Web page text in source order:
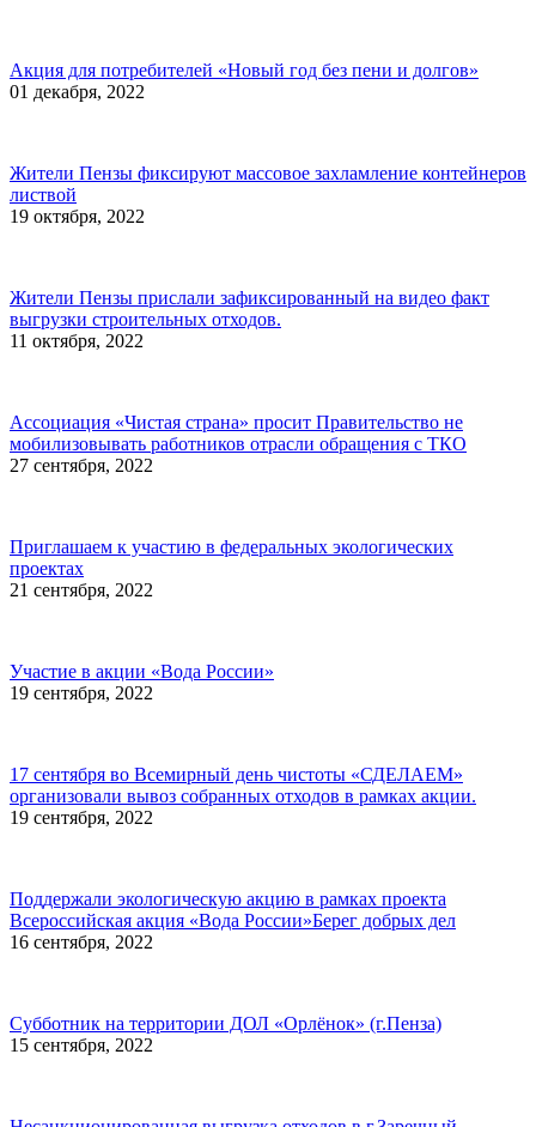
Акция для потребителей «Новый год без пени и долгов»
01 декабря, 2022
Жители Пензы фиксируют массовое захламление контейнеров
листвой
19 октября, 2022
Жители Пензы прислали зафиксированный на видео факт
выгрузки строительных отходов.
11 октября, 2022
Ассоциация «Чистая страна» просит Правительство не
мобилизовывать работников отрасли обращения с ТКО
27 сентября, 2022
Приглашаем к участию в федеральных экологических
проектах
21 сентября, 2022
Участие в акции «Вода России»
19 сентября, 2022
17 сентября во Всемирный день чистоты «СДЕЛАЕМ»
организовали вывоз собранных отходов в рамках акции.
19 сентября, 2022
Поддержали экологическую акцию в рамках проекта
Всероссийская акция «Вода России»Берег добрых дел
16 сентября, 2022
Субботник на территории ДОЛ «Орлёнок» (г.Пенза)
15 сентября, 2022